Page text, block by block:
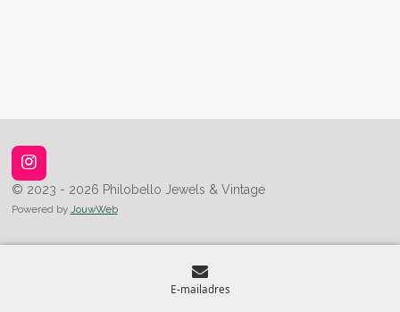
I
n
t
g
© 2023 - 2026 Philobello Jewels & Vintage
Powered by JouwWeb
E-mailadres